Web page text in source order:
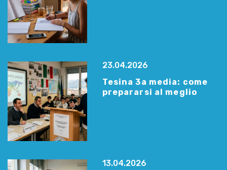
23.04.2026
Tesina 3a media: come
prepararsi al meglio
13.04.2026